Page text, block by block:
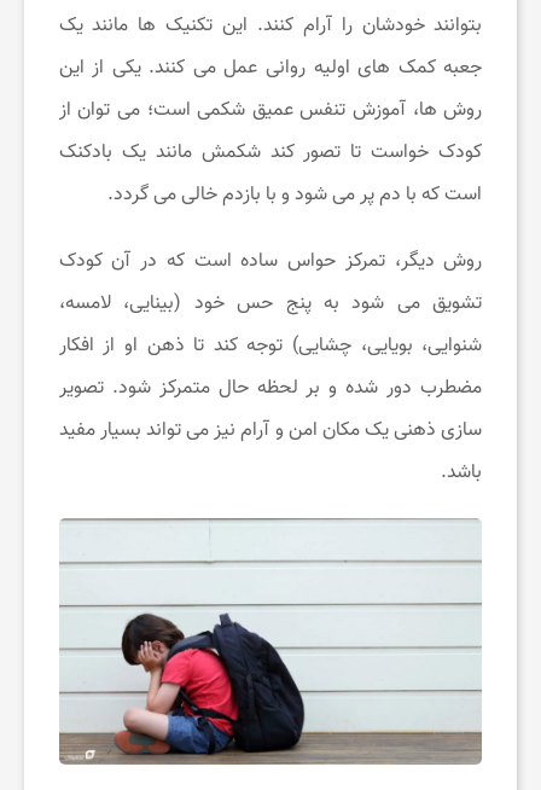
بتوانند خودشان را آرام کنند. این تکنیک ها مانند یک
جعبه کمک های اولیه روانی عمل می کنند. یکی از این
روش ها، آموزش تنفس عمیق شکمی است؛ می توان از
کودک خواست تا تصور کند شکمش مانند یک بادکنک
است که با دم پر می شود و با بازدم خالی می گردد.
روش دیگر، تمرکز حواس ساده است که در آن کودک
تشویق می شود به پنج حس خود (بینایی، لامسه،
شنوایی، بویایی، چشایی) توجه کند تا ذهن او از افکار
مضطرب دور شده و بر لحظه حال متمرکز شود. تصویر
سازی ذهنی یک مکان امن و آرام نیز می تواند بسیار مفید
باشد.